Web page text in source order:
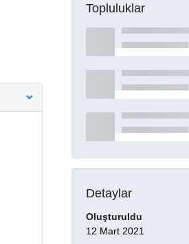
Topluluklar
Detaylar
Oluşturuldu
12 Mart 2021